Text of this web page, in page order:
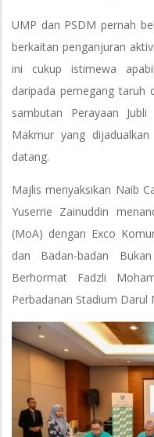
UMP dan PSDM pernah
berkaitan penganjuran
ini cukup istimewa
daripada pemegang taruh
sambutan Perayaan
Makmur yang
datang.
Majlis menyaksikan Naib
Yuserrie Zainuddin
(MoA) dengan Exco
dan Badan-badan
Berhormat Fadzli
Perbadanan Stadium Darul